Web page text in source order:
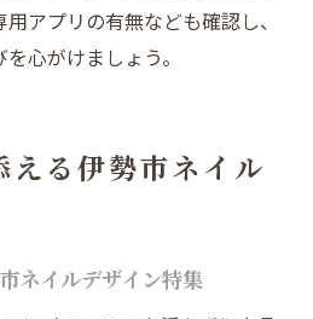
アプリの有無なども確認し、
心がけましょう。
える伊勢市ネイル
ネイルデザイン特集